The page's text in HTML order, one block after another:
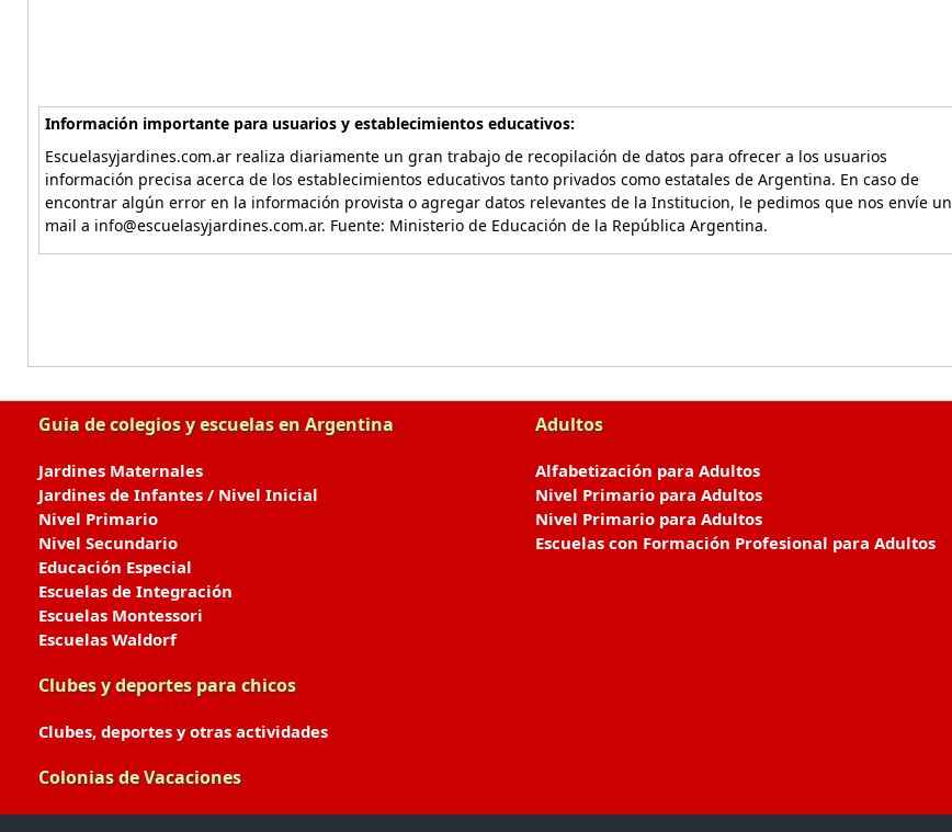
Información importante para usuarios y establecimientos educativos:
Escuelasyjardines.com.ar realiza diariamente un gran trabajo de recopilación de datos para ofrecer a los usuarios
información precisa acerca de los establecimientos educativos tanto privados como estatales de Argentina. En caso de
encontrar algún error en la información provista o agregar datos relevantes de la Institucion, le pedimos que nos envíe un
mail a info@escuelasyjardines.com.ar. Fuente: Ministerio de Educación de la República Argentina.
Guia de colegios y escuelas en Argentina
Jardines Maternales
Jardines de Infantes / Nivel Inicial
Nivel Primario
Nivel Secundario
Educación Especial
Escuelas de Integración
Escuelas Montessori
Escuelas Waldorf
Clubes y deportes para chicos
Clubes, deportes y otras actividades
Colonias de Vacaciones
Adultos
Alfabetización para Adultos
Nivel Primario para Adultos
Nivel Primario para Adultos
Escuelas con Formación Profesional para Adultos